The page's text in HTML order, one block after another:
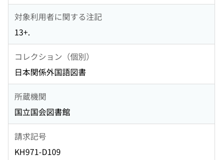
対象利用者に関する注記
13+.
コレクション（個別）
日本関係外国語図書
所蔵機関
国立国会図書館
請求記号
KH971-D109